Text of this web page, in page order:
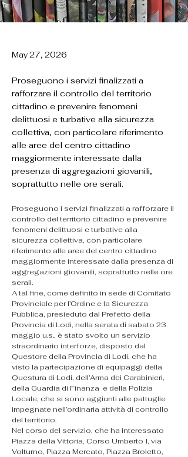
May 27, 2026
Proseguono i servizi finalizzati a
rafforzare il controllo del territorio
cittadino e prevenire fenomeni
delittuosi e turbative alla sicurezza
collettiva, con particolare riferimento
alle aree del centro cittadino
maggiormente interessate dalla
presenza di aggregazioni giovanili,
soprattutto nelle ore serali.
Proseguono i servizi finalizzati a rafforzare il
controllo del territorio cittadino e prevenire
fenomeni delittuosi e turbative alla
sicurezza collettiva, con particolare
riferimento alle aree del centro cittadino
maggiormente interessate dalla presenza di
aggregazioni giovanili, soprattutto nelle ore
serali.
A tal fine, come definito in sede di Comitato
Provinciale per l’Ordine e la Sicurezza
Pubblica, presieduto dal Prefetto della
Provincia di Lodi, nella serata di sabato 23
maggio u.s., è stato svolto un servizio
straordinario interforze, disposto dal
Questore della Provincia di Lodi, che ha
visto la partecipazione di equipaggi della
Questura di Lodi, dell’Arma dei Carabinieri,
della Guardia di Finanza  e della Polizia
Locale, che si sono aggiunti alle pattuglie
impegnate nell’ordinaria attività di controllo
del territorio.
Nel corso del servizio, che ha interessato
Piazza della Vittoria, Corso Umberto I, via
Volturno, Piazza Mercato, Piazza Broletto,